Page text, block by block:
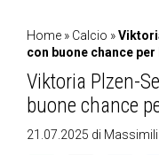
Home » Calcio »
con buone chance per
Viktoria Plzen-
buone chance
21.07.2025 di